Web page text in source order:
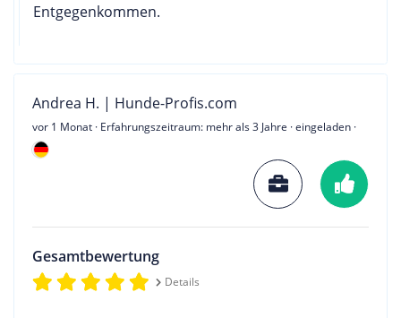
Entgegenkommen.
Andrea H. | Hunde-Profis.com
vor 1 Monat · Erfahrungszeitraum: mehr als 3 Jahre · eingeladen ·
Gesamtbewertung
Details